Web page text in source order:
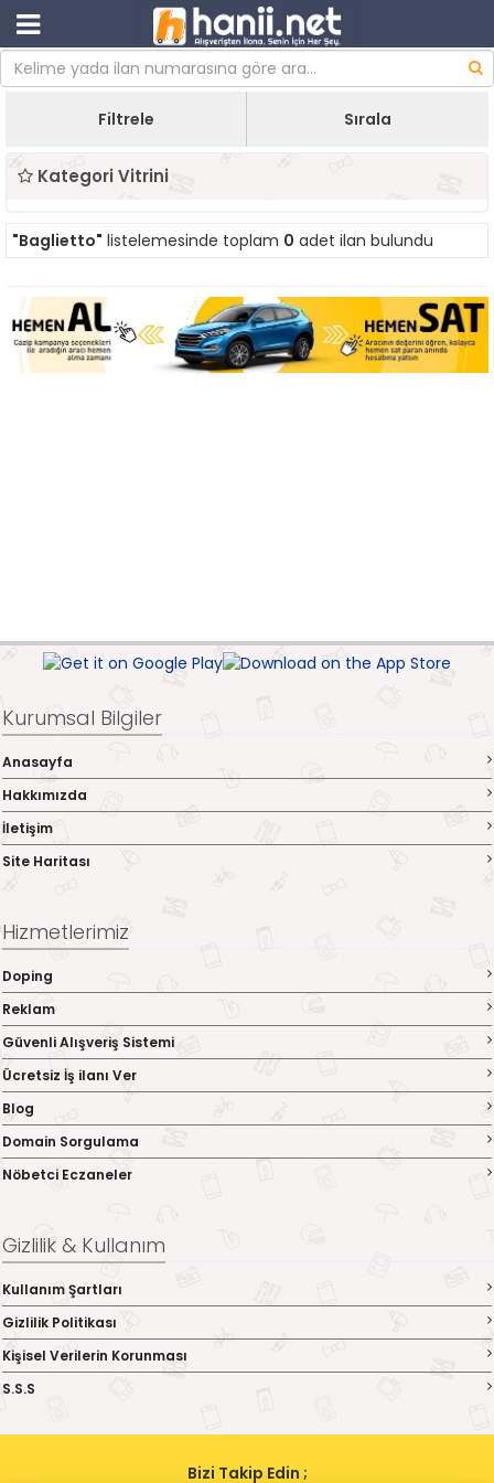
Filtrele Sırala
Kategori Vitrini
"Baglietto" listelemesinde toplam 0 adet ilan bulundu
Kurumsal Bilgiler
Anasayfa
Hakkımızda
İletişim
Site Haritası
Hizmetlerimiz
Doping
Reklam
Güvenli Alışveriş Sistemi
Ücretsiz İş ilanı Ver
Blog
Domain Sorgulama
Nöbetci Eczaneler
Gizlilik & Kullanım
Kullanım Şartları
Gizlilik Politikası
Kişisel Verilerin Korunması
S.S.S
Bizi Takip Edin ;